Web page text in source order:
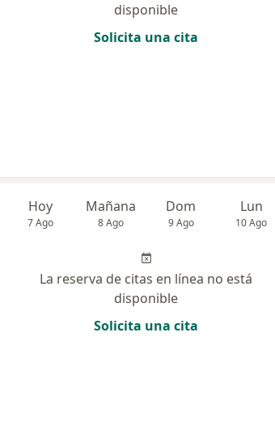
disponible
Solicita una cita
Hoy
7 Ago
Mañana
8 Ago
Dom
9 Ago
Lun
10 Ago
La reserva de citas en línea no está
disponible
Solicita una cita